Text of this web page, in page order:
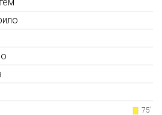
75'